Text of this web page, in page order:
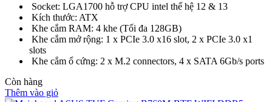
Socket: LGA1700 hỗ trợ CPU intel thế hệ 12 & 13
Kích thước: ATX
Khe cắm RAM: 4 khe (Tối đa 128GB)
Khe cắm mở rộng: 1 x PCIe 3.0 x16 slot, 2 x PCIe 3.0 x1
slots
Khe cắm ổ cứng: 2 x M.2 connectors, 4 x SATA 6Gb/s ports
Còn hàng
Thêm vào giỏ